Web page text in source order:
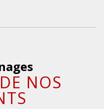
NOS